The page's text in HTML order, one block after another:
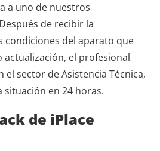
a uno de nuestros
de recibir la
condiciones del aparato que
actualización, el profesional
sector de Asistencia Técnica,
situación en 24 horas.
de iPlace